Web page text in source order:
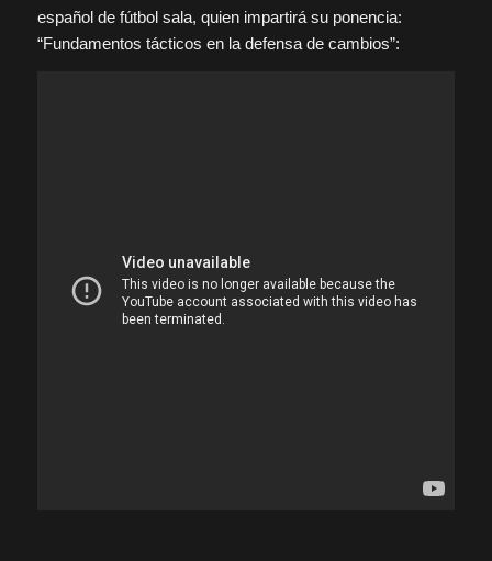
español de fútbol sala, quien impartirá su ponencia:
“Fundamentos tácticos en la defensa de cambios”: